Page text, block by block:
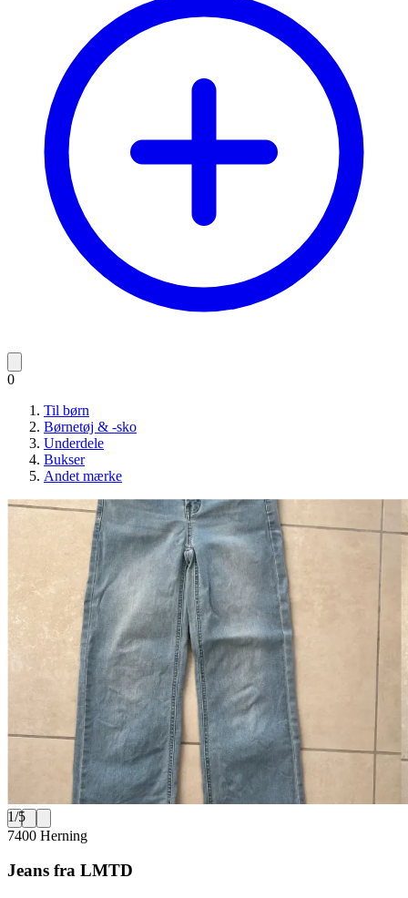
0
Til børn
Børnetøj & -sko
Underdele
Bukser
Andet mærke
1/5
7400 Herning
Jeans fra LMTD